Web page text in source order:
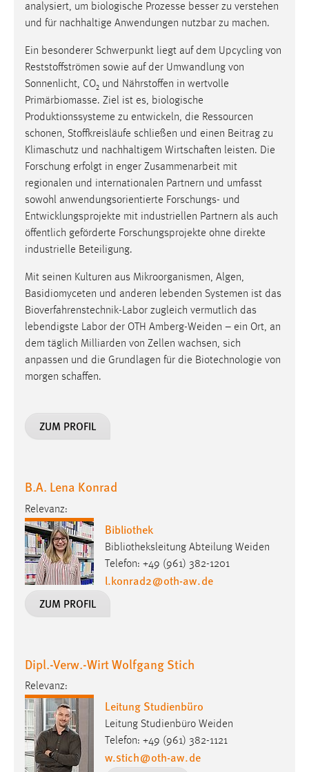
analysiert, um biologische Prozesse besser zu verstehen
und für nachhaltige Anwendungen nutzbar zu machen.
Ein besonderer Schwerpunkt liegt auf dem Upcycling von
Reststoffströmen sowie auf der Umwandlung von
Sonnenlicht, CO₂ und Nährstoffen in wertvolle
Primärbiomasse. Ziel ist es, biologische
Produktionssysteme zu entwickeln, die Ressourcen
schonen, Stoffkreisläufe schließen und einen Beitrag zu
Klimaschutz und nachhaltigem Wirtschaften leisten. Die
Forschung erfolgt in enger Zusammenarbeit mit
regionalen und internationalen Partnern und umfasst
sowohl anwendungsorientierte Forschungs- und
Entwicklungsprojekte mit industriellen Partnern als auch
öffentlich geförderte Forschungsprojekte ohne direkte
industrielle Beteiligung.
Mit seinen Kulturen aus Mikroorganismen, Algen,
Basidiomyceten und anderen lebenden Systemen ist das
Bioverfahrenstechnik-Labor zugleich vermutlich das
lebendigste Labor der OTH Amberg-Weiden – ein Ort, an
dem täglich Milliarden von Zellen wachsen, sich
anpassen und die Grundlagen für die Biotechnologie von
morgen schaffen.
ZUM PROFIL
B.A. Lena Konrad
Relevanz:
Bibliothek
Bibliotheksleitung Abteilung Weiden
Telefon: +49 (961) 382-1201
l.konrad2@oth-aw.de
ZUM PROFIL
Dipl.-Verw.-Wirt Wolfgang Stich
Relevanz:
Leitung Studienbüro
Leitung Studienbüro Weiden
Telefon: +49 (961) 382-1121
w.stich@oth-aw.de
Statistik Cookies erfassen Informationen anonym.
Diese Informationen helfen uns zu verstehen, wie
Matomo
Name:
_pk_ref, _pk_cvar, _pk_id, _pk_ses
Zweck:
Zugriffsstatistik
Cookie Laufzeit:
Max. 13 Monate
MARKETING
Marketing Cookies werden von Drittanbietern
verwendet, um personalisierte Werbung anzuzeigen.
Sie tun dies, indem sie Besucher über Websites
hinweg verfolgen.
Google Ads
Name:
Anbieter:
3 Monate
Facebook Pixel
Name:
_fbp
Zweck:
Conversion-Tracking
Cookie Laufzeit:
3 Monate